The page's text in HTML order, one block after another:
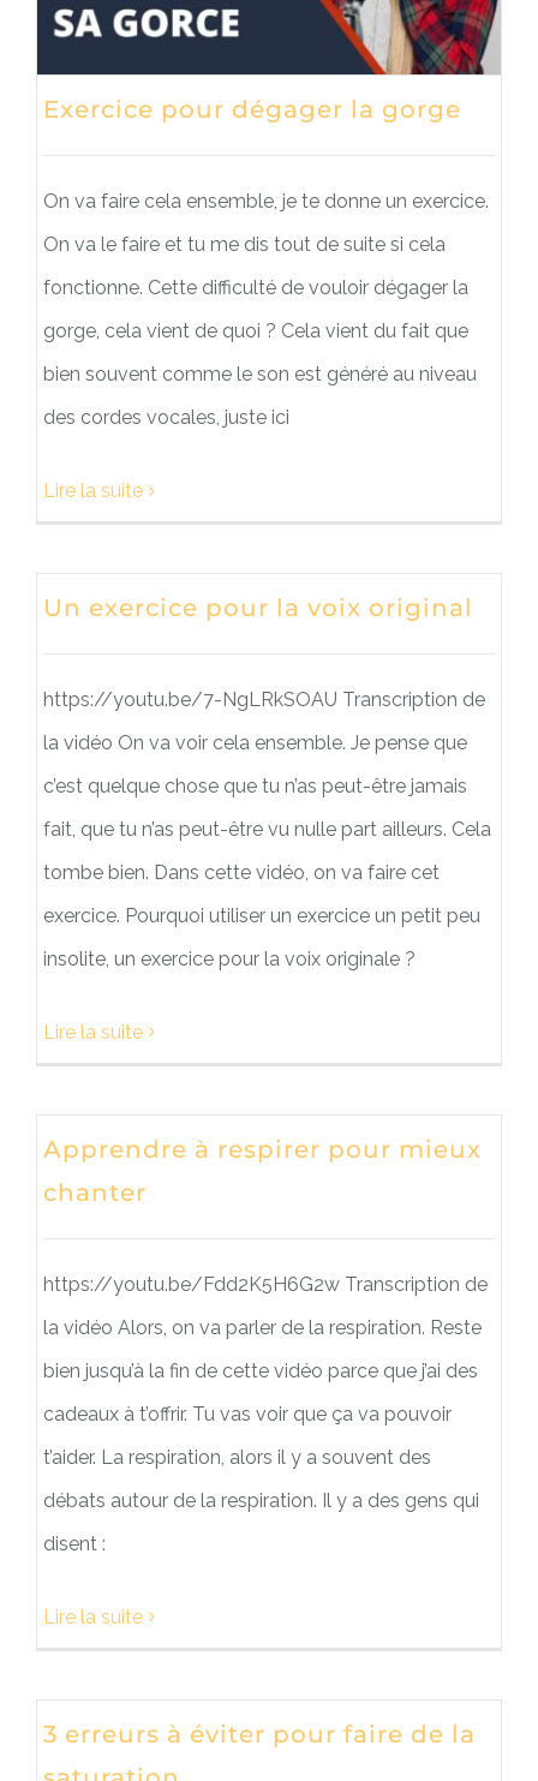
Exercice pour dégager la gorge
On va faire cela ensemble, je te donne un exercice.
On va le faire et tu me dis tout de suite si cela
fonctionne. Cette difficulté de vouloir dégager la
gorge, cela vient de quoi ? Cela vient du fait que
bien souvent comme le son est généré au niveau
des cordes vocales, juste ici
Lire la suite
Un exercice pour la voix original
https://youtu.be/7-NgLRkSOAU Transcription de
la vidéo On va voir cela ensemble. Je pense que
c’est quelque chose que tu n’as peut-être jamais
fait, que tu n’as peut-être vu nulle part ailleurs. Cela
tombe bien. Dans cette vidéo, on va faire cet
exercice. Pourquoi utiliser un exercice un petit peu
insolite, un exercice pour la voix originale ?
Lire la suite
Apprendre à respirer pour mieux
chanter
https://youtu.be/Fdd2K5H6G2w Transcription de
la vidéo Alors, on va parler de la respiration. Reste
bien jusqu’à la fin de cette vidéo parce que j’ai des
cadeaux à t’offrir. Tu vas voir que ça va pouvoir
t’aider. La respiration, alors il y a souvent des
débats autour de la respiration. Il y a des gens qui
disent :
Lire la suite
3 erreurs à éviter pour faire de la